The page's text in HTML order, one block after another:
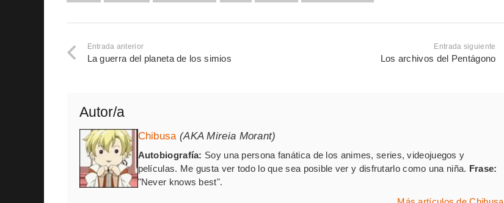
Entrada anterior
La guerra del planeta de los simios
Entrada siguiente
Los archivos del Pentágono
Autor/a
Chibusa (AKA Mireia Morant)
Autobiografía: Soy una persona fanática de los animes, series, videojuegos y
películas. Me gusta ver todo lo que sea posible ver y disfrutarlo como una niña. Frase:
"Never knows best".